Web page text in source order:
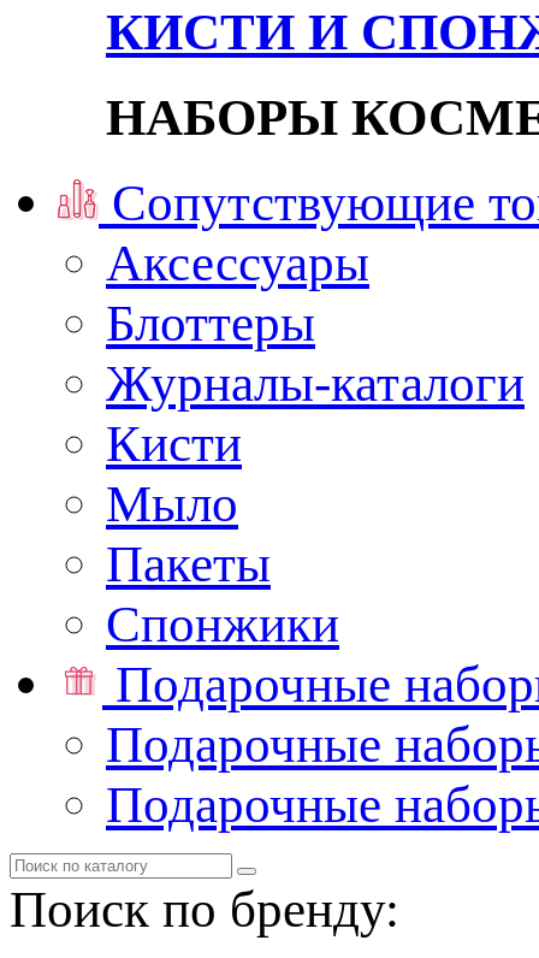
КИСТИ И
НАБОРЫ
Сопутствующие
Аксессуары
Блоттеры
Журналы-каталоги
Кисти
Мыло
Пакеты
Спонжики
Подарочные
Подарочные
Подарочные
Поиск по бренду: